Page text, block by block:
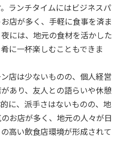
ランチタイムにはビジネスパ
店が多く、手軽に食事を済ま
には、地元の食材を活かした
に一杯楽しむこともできま
店は少ないものの、個人経営
あり、友人との語らいや休憩
に、派手さはないものの、地
お店が多く、地元の人々が日
高い飲食店環境が形成されて